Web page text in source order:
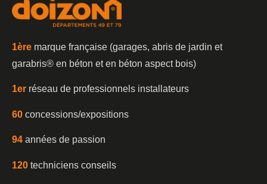
1ère marque française (garages, abris de jardin et
garabris®️ en béton et en béton aspect bois)
1er réseau de professionnels installateurs
60 concessions/expositions
94 années de passion
120 techniciens conseils